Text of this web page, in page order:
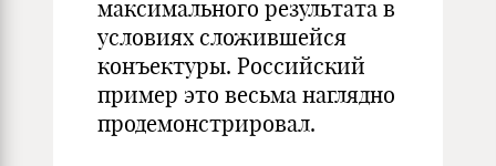
максимального результата в
условиях сложившейся
конъектуры. Российский
пример это весьма наглядно
продемонстрировал.